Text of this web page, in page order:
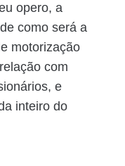
opero, a
como será a
motorização
com
e
inteiro do